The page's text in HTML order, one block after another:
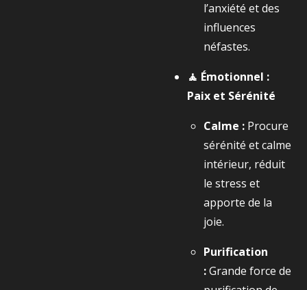
l’anxiété et des
influences
néfastes.
🧘 Émotionnel :
Paix et Sérénité
Calme : Procure
sérénité et calme
intérieur, réduit
le stress et
apporte de la
joie.
Purification
:Grande force de